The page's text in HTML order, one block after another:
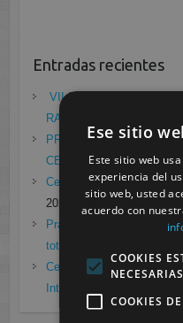
Entradas recientes
VII ENCUENTRO DE
RADIODIAGNÓSTICO
PRÁCTICAS EN EL
CESUR MURCIA febrero
Cesur Murcia en directo
2021
Prácticas de Radiología
total frente a Covid19
Cesur Murcia: Premio
Internacional
Ese sitio
Este sitio web
experiencia del
sitio web, usted
acuerdo con
COOKIES
NECESARIAS
COOKIES